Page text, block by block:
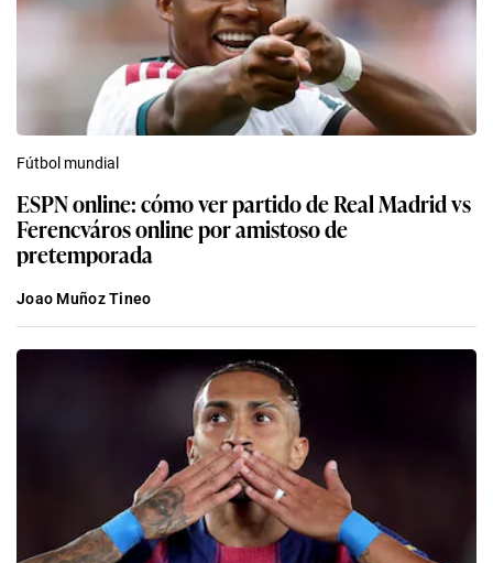
Fútbol mundial
ESPN online: cómo ver partido de Real Madrid vs
Ferencváros online por amistoso de
pretemporada
Joao Muñoz Tineo